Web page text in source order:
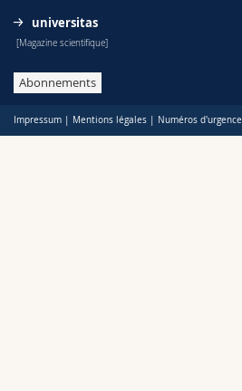
universitas
[Magazine scientifique]
Abonnements
Impressum | Mentions légales | Numéros d'urgence